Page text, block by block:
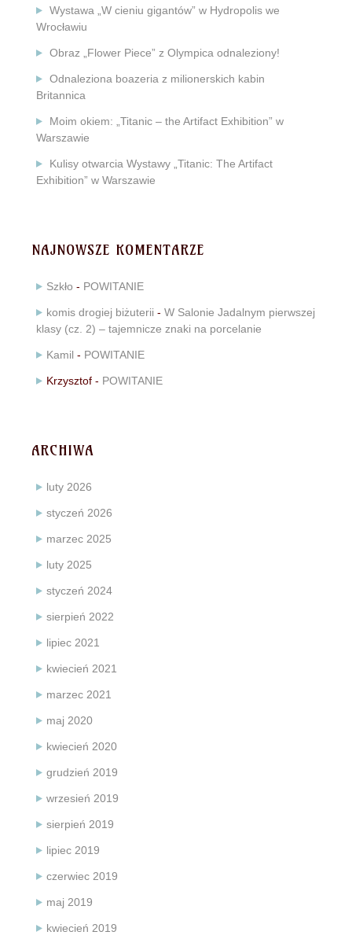
Wystawa „W cieniu gigantów” w Hydropolis we
Wrocławiu
Obraz „Flower Piece” z Olympica odnaleziony!
Odnaleziona boazeria z milionerskich kabin
Britannica
Moim okiem: „Titanic – the Artifact Exhibition” w
Warszawie
Kulisy otwarcia Wystawy „Titanic: The Artifact
Exhibition” w Warszawie
NAJNOWSZE KOMENTARZE
Szkło - POWITANIE
komis drogiej biżuterii - W Salonie Jadalnym pierwszej
klasy (cz. 2) – tajemnicze znaki na porcelanie
Kamil - POWITANIE
Krzysztof - POWITANIE
ARCHIWA
luty 2026
styczeń 2026
marzec 2025
luty 2025
styczeń 2024
sierpień 2022
lipiec 2021
kwiecień 2021
marzec 2021
maj 2020
kwiecień 2020
grudzień 2019
wrzesień 2019
sierpień 2019
lipiec 2019
czerwiec 2019
maj 2019
kwiecień 2019